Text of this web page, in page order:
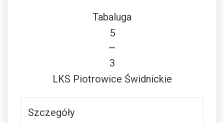
Tabaluga
5
—
3
LKS Piotrowice Świdnickie
Szczegóły